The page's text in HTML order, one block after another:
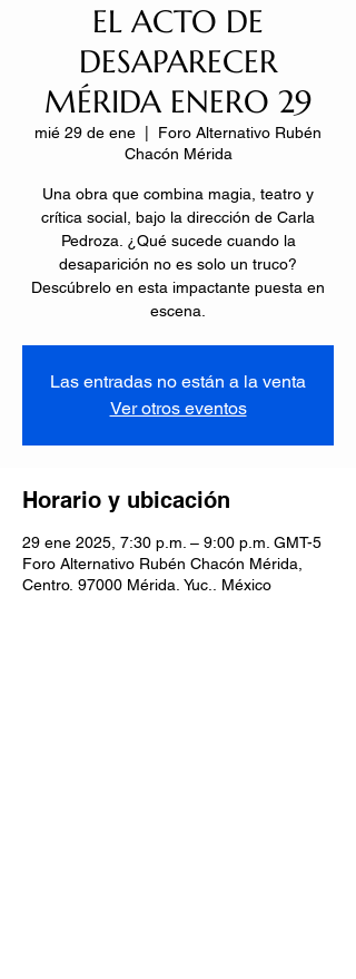
EL ACTO DE
DESAPARECER
MÉRIDA ENERO 29
mié 29 de ene
  |
Foro Alternativo Rubén
Chacón Mérida
Una obra que combina magia, teatro y
crítica social, bajo la dirección de Carla
Pedroza. ¿Qué sucede cuando la
desaparición no es solo un truco?
Descúbrelo en esta impactante puesta en
Las entradas no están a la venta
Ver otros eventos
Horario y ubicación
29 ene 2025, 7:30 p.m. – 9:00 p.m. GMT-5
Foro Alternativo Rubén Chacón Mérida,
Centro, 97000 Mérida, Yuc., México